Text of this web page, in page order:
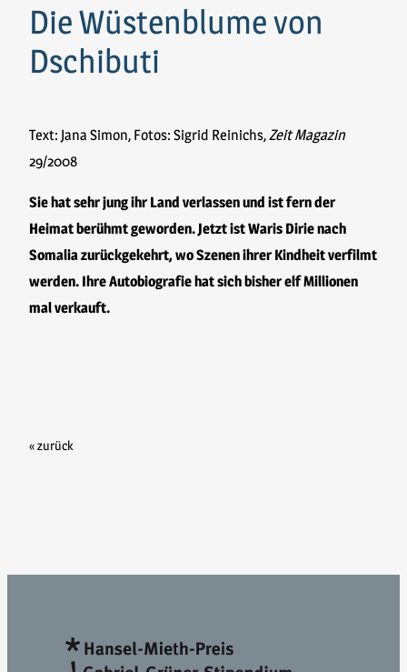
Die Wüstenblume von
Dschibuti
Text: Jana Simon, Fotos: Sigrid Reinichs,Zeit Magazin
29/2008
Sie hat sehr jung ihr Land verlassen und ist fern der
Heimat berühmt geworden. Jetzt ist Waris Dirie nach
Somalia zurückgekehrt, wo Szenen ihrer Kindheit verfilmt
werden. Ihre Autobiografie hat sich bisher elf Millionen
mal verkauft.
« zurück